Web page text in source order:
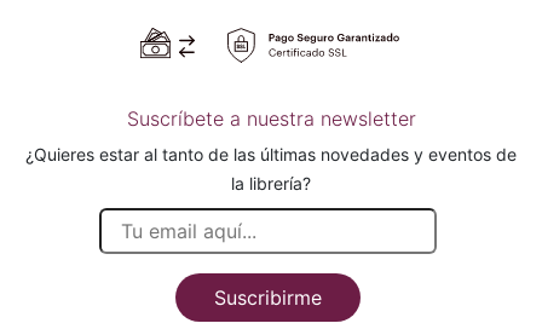
Suscríbete a nuestra newsletter
¿Quieres estar al tanto de las últimas novedades y eventos de
la librería?
Suscribirme